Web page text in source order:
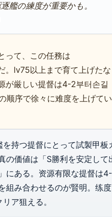
艦の練度が重要かも。
って、この任務は
。lv75以上まで育て上げた
が厳しい提督は4-2부터손길
序で徐々に难度を上げて
持つ提督にとって試製甲板
の価値は「S勝利を安定して
にある。资源有限な提督は
組み合わせるのが賢明。练
ア狙える。